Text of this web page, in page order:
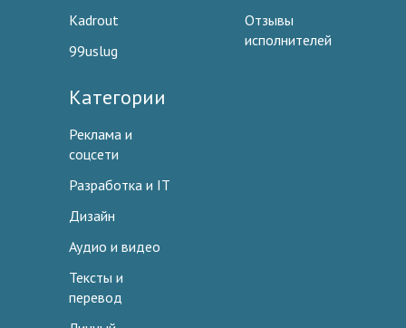
Kadrout
99uslug
Отзывы
исполнителей
Категории
Реклама и
соцсети
Разработка и IT
Дизайн
Аудио и видео
Тексты и
перевод